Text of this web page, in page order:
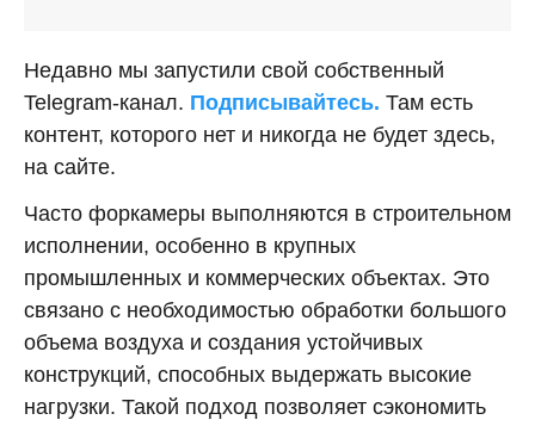
Недавно мы запустили свой собственный
Telegram-канал. Подписывайтесь. Там есть
контент, которого нет и никогда не будет здесь,
на сайте.
Часто форкамеры выполняются в строительном
исполнении, особенно в крупных
промышленных и коммерческих объектах. Это
связано с необходимостью обработки большого
объема воздуха и создания устойчивых
конструкций, способных выдержать высокие
нагрузки. Такой подход позволяет сэкономить